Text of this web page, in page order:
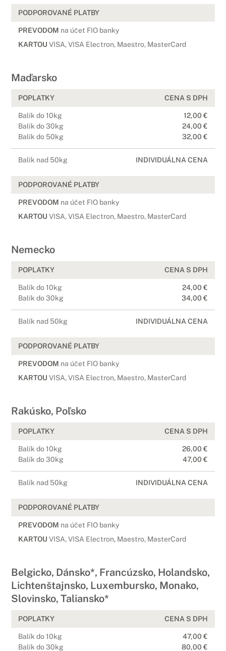
PODPOROVANÉ PLATBY
PREVODOM na účet FIO banky
KARTOU VISA, VISA Electron, Maestro, MasterCard
Maďarsko
POPLATKY
Balík do 10kg
Balík do 30kg
Balík do 50kg
Balík nad 50kg
CENA S DPH
12,00 €
24,00 €
32,00 €
INDIVIDUÁLNA CENA
PODPOROVANÉ PLATBY
PREVODOM na účet FIO banky
KARTOU VISA, VISA Electron, Maestro, MasterCard
Nemecko
POPLATKY
Balík do 10kg
Balík do 30kg
Balík nad 50kg
CENA S DPH
24,00 €
34,00 €
INDIVIDUÁLNA CENA
PODPOROVANÉ PLATBY
PREVODOM na účet FIO banky
KARTOU VISA, VISA Electron, Maestro, MasterCard
Rakúsko, Poľsko
POPLATKY
Balík do 10kg
Balík do 30kg
Balík nad 50kg
CENA S DPH
26,00 €
47,00 €
INDIVIDUÁLNA CENA
PODPOROVANÉ PLATBY
PREVODOM na účet FIO banky
KARTOU VISA, VISA Electron, Maestro, MasterCard
Belgicko, Dánsko*, Francúzsko, Holandsko,
Lichtenštajnsko, Luxembursko, Monako,
Slovinsko, Taliansko*
POPLATKY
Balík do 10kg
Balík do 30kg
CENA S DPH
47,00 €
80,00 €